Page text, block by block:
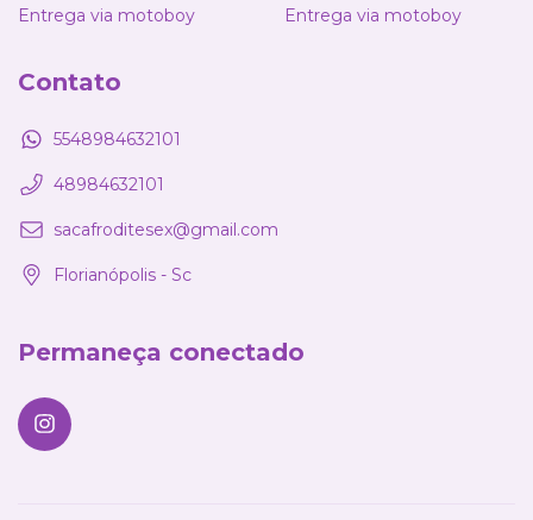
Entrega via motoboy Entrega via motoboy
Contato
5548984632101
48984632101
sacafroditesex@gmail.com
Florianópolis - Sc
Permaneça conectado